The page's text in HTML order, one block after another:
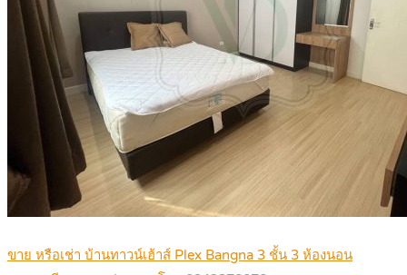
ขาย หรือเช่า บ้านทาวน์เฮ้าส์ Plex Bangna 3 ชั้น 3 ห้องนอน